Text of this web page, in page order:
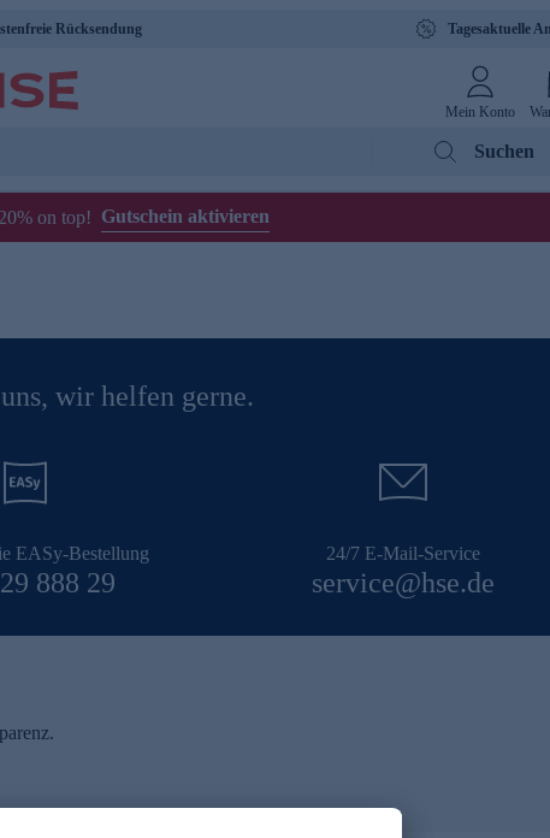
Rücksendung Tagesaktuelle
Mein Konto
Suchen
on top! Gutschein aktivieren
wir helfen gerne.
EASy-Bestellung
888 29
24/7 E-Mail-Service
service@hse.de